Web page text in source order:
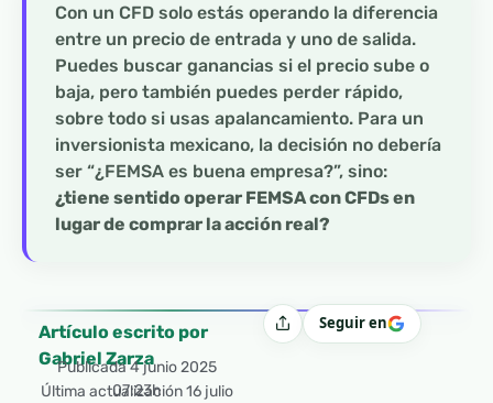
Con un CFD solo estás operando la diferencia
entre un precio de entrada y uno de salida.
Puedes buscar ganancias si el precio sube o
baja, pero también puedes perder rápido,
sobre todo si usas apalancamiento. Para un
inversionista mexicano, la decisión no debería
ser “¿FEMSA es buena empresa?”, sino:
¿tiene sentido operar FEMSA con CFDs en
lugar de comprar la acción real?
Artículo escrito por
Gabriel Zarza
Publicada4 junio 2025
07:23h
Última actualización 16 julio
CompartirSeguir en